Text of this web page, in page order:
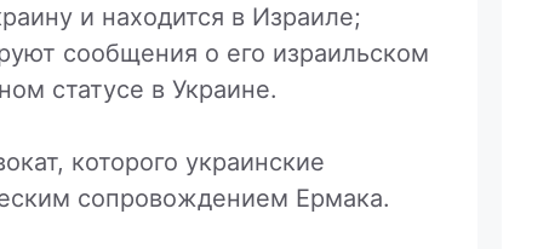
и находится в Израиле;
сообщения о его израильском
статусе в Украине.
которого украинские
сопровождением Ермака.